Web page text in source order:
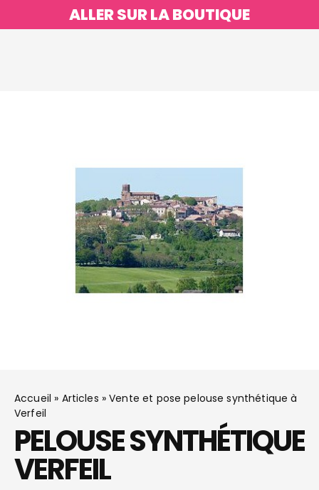
ALLER SUR LA BOUTIQUE
Accueil » Articles »Vente et pose pelouse synthétique à
Verfeil
PELOUSE SYNTHÉTIQUE
VERFEIL